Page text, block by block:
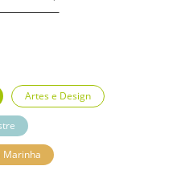
Artes e Design
Marinha